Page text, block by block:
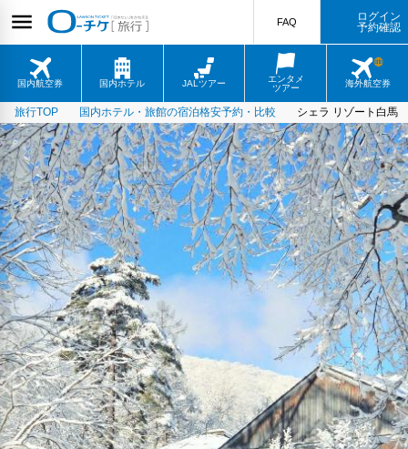
国内航空券 国内ホテル JALツアー
エンタメ
ツアー
海外航空券
FAQ
ログイン
予約確認
旅行TOP 国内ホテル・旅館の宿泊格安予約・比較 シェラ リゾート白馬